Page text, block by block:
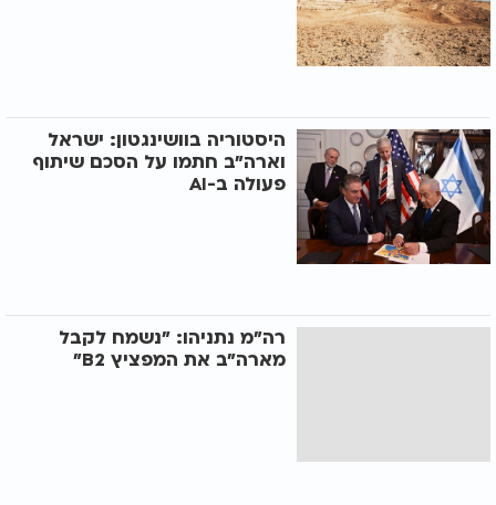
היסטוריה בוושינגטון: ישראל
וארה"ב חתמו על הסכם שיתוף
פעולה ב-AI
רה"מ נתניהו: "נשמח לקבל
מארה"ב את המפציץ B2"